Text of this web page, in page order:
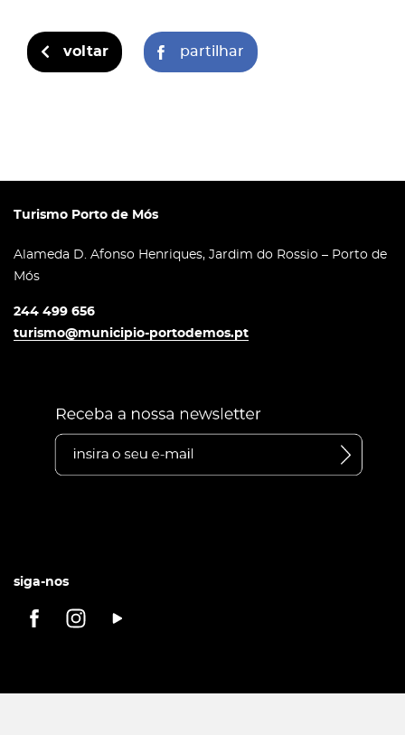
voltar partilhar
Turismo Porto de Mós
Alameda D. Afonso Henriques, Jardim do Rossio – Porto de
Mós
244 499 656
turismo@municipio-portodemos.pt
siga-nos